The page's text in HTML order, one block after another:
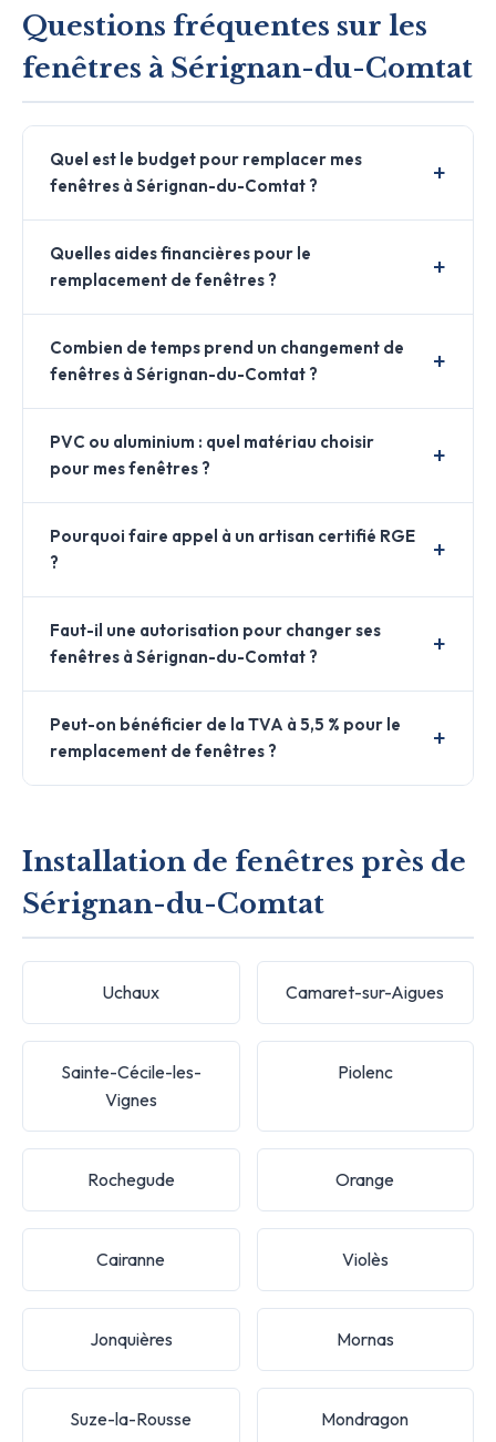
Questions fréquentes sur les
fenêtres à Sérignan-du-Comtat
Quel est le budget pour remplacer mes
fenêtres à Sérignan-du-Comtat ?
Quelles aides financières pour le
remplacement de fenêtres ?
Combien de temps prend un changement de
fenêtres à Sérignan-du-Comtat ?
PVC ou aluminium : quel matériau choisir
pour mes fenêtres ?
Pourquoi faire appel à un artisan certifié RGE
?
Faut-il une autorisation pour changer ses
fenêtres à Sérignan-du-Comtat ?
Peut-on bénéficier de la TVA à 5,5 % pour le
remplacement de fenêtres ?
Installation de fenêtres près de
Sérignan-du-Comtat
Uchaux Camaret-sur-Aigues
Sainte-Cécile-les-
Vignes
Piolenc
Rochegude Orange
Cairanne Violès
Jonquières Mornas
Suze-la-Rousse Mondragon